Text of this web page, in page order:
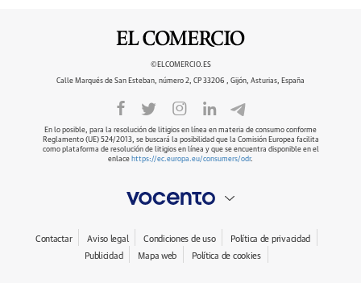
©ELCOMERCIO.ES
Calle Marqués de San Esteban, número 2, CP 33206 , Gijón, Asturias, España
En lo posible, para la resolución de litigios en línea en materia de consumo conforme
Reglamento (UE) 524/2013, se buscará la posibilidad que la Comisión Europea facilita
como plataforma de resolución de litigios en línea y que se encuentra disponible en el
enlace https://ec.europa.eu/consumers/odr.
Contactar Aviso legal Condiciones de uso
Política de privacidad
Publicidad
Mapa web Política de cookies